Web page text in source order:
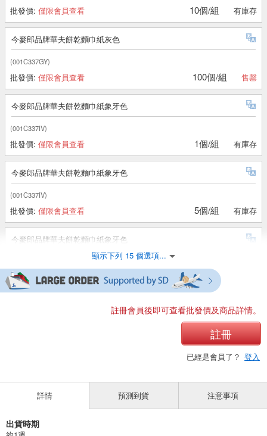
批發價: 僅限會員查看 10個/組 有庫存
今麥郎品牌華夫餅乾麵巾紙灰色
(001C337GY)
批發價: 僅限會員查看 100個/組 售罄
今麥郎品牌華夫餅乾麵巾紙象牙色
(001C337IV)
批發價: 僅限會員查看 1個/組 有庫存
今麥郎品牌華夫餅乾麵巾紙象牙色
(001C337IV)
批發價: 僅限會員查看 5個/組 有庫存
今麥郎品牌華夫餅乾麵巾紙象牙色
批發價: 僅限會員查看 10個/組
今麥郎品牌華夫餅乾麵巾紙象牙色
100個/組 有庫存
(002C337BR)
1個/組 有庫存
顯示下列 15 個選項...
註冊會員後即可查看批發價及商品詳情。
註冊
已經是會員了？ 登入
詳情
出貨時期
預測到貨 注意事項